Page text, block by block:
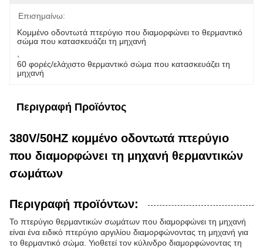
Επισημαίνω:
Κομμένο οδοντωτά πτερύγιο που διαμορφώνει το θερμαντικό
σώμα που κατασκευάζει τη μηχανή
60 φορές/ελάχιστο θερμαντικό σώμα που κατασκευάζει τη
μηχανή
Περιγραφή Προϊόντος
380V/50HZ κομμένο οδοντωτά πτερύγιο
που διαμορφώνει τη μηχανή θερμαντικών
σωμάτων
Περιγραφή προϊόντων:
Το πτερύγιο θερμαντικών σωμάτων που διαμορφώνει τη μηχανή
είναι ένα ειδικό πτερύγιο αργιλίου διαμορφώνοντας τη μηχανή για
το θερμαντικό σώμα. Υιοθετεί τον κύλινδρο διαμορφώνοντας τη